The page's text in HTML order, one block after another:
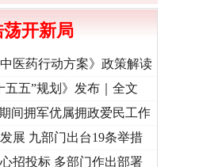
开新局
医药行动方案》政策解读
五五”规划》发布｜全文
间拥军优属拥政爱民工作
展 九部门出台19条举措
招投标 多部门作出部署
”背后的真相